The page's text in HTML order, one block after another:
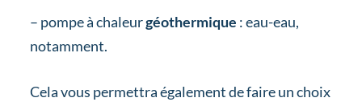
– pompe à chaleurgéothermique : eau-eau,
notamment.
Cela vous permettra également de faire un choix